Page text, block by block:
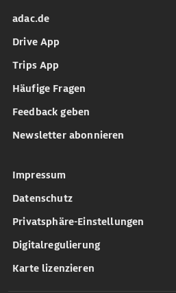
adac.de
Drive App
Trips App
Häufige Fragen
Feedback geben
Newsletter abonnieren
Impressum
Datenschutz
Privatsphäre-Einstellungen
Digitalregulierung
Karte lizenzieren